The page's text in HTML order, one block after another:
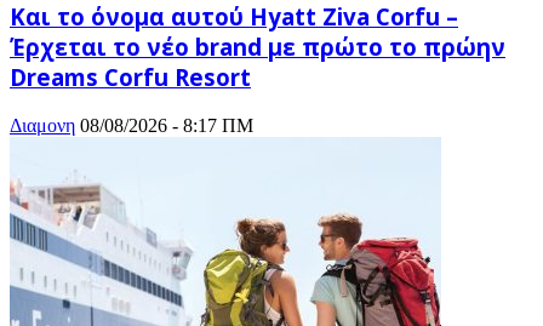
Και το όνομα αυτού Hyatt Ziva Corfu –
Έρχεται το νέο brand με πρώτο το πρώην
Dreams Corfu Resort
Διαμονη 08/08/2026 - 8:17 ΠΜ